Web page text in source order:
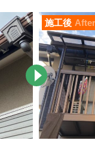
施工後 After